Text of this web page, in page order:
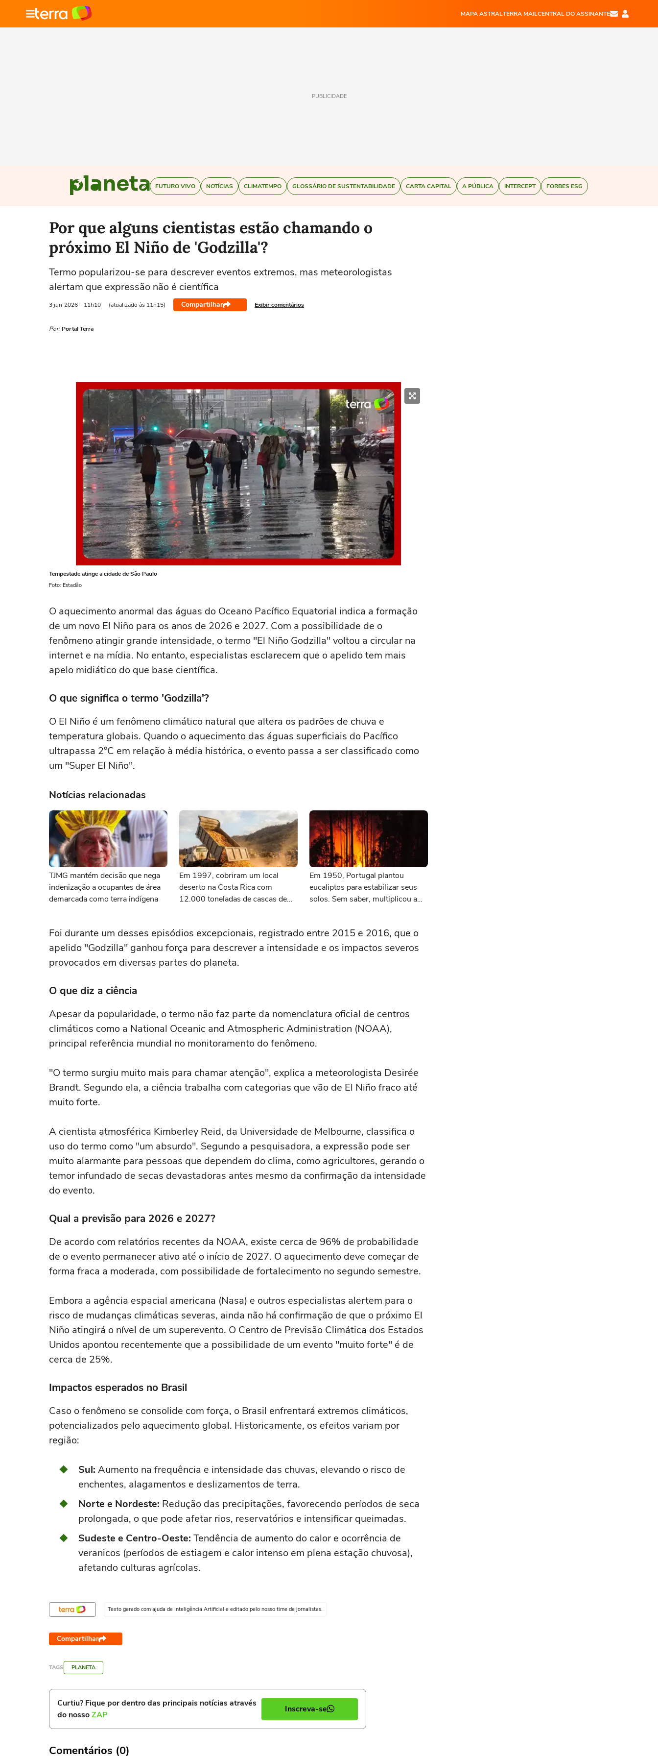
MAPA ASTRALTERRA MAILCENTRAL DO ASSINANTE
PUBLICIDADE
FUTURO VIVO NOTÍCIAS CLIMATEMPO GLOSSÁRIO DE SUSTENTABILIDADE CARTA CAPITAL A PÚBLICA INTERCEPT FORBES ESG
Por que alguns cientistas estão chamando o
próximo El Niño de 'Godzilla'?
Termo popularizou-se para descrever eventos extremos, mas meteorologistas
alertam que expressão não é científica
3 jun 2026 - 11h10 (atualizado às 11h15) Compartilhar Exibir comentários
Por: Portal Terra
Tempestade atinge a cidade de São Paulo
Foto: Estadão
O aquecimento anormal das águas do Oceano Pacífico Equatorial indica a formação
de um novo El Niño para os anos de 2026 e 2027. Com a possibilidade de o
fenômeno atingir grande intensidade, o termo "El Niño Godzilla" voltou a circular na
internet e na mídia. No entanto, especialistas esclarecem que o apelido tem mais
apelo midiático do que base científica.
O que significa o termo 'Godzilla'?
O El Niño é um fenômeno climático natural que altera os padrões de chuva e
temperatura globais. Quando o aquecimento das águas superficiais do Pacífico
ultrapassa 2°C em relação à média histórica, o evento passa a ser classificado como
um "Super El Niño".
Notícias relacionadas
TJMG mantém decisão que nega
indenização a ocupantes de área
demarcada como terra indígena
Em 1997, cobriram um local
deserto na Costa Rica com
12.000 toneladas de cascas de
Em 1950, Portugal plantou
eucaliptos para estabilizar seus
solos. Sem saber, multiplicou a
Foi durante um desses episódios excepcionais, registrado entre 2015 e 2016, que o
apelido "Godzilla" ganhou força para descrever a intensidade e os impactos severos
provocados em diversas partes do planeta.
O que diz a ciência
Apesar da popularidade, o termo não faz parte da nomenclatura oficial de centros
climáticos como a National Oceanic and Atmospheric Administration (NOAA),
principal referência mundial no monitoramento do fenômeno.
"O termo surgiu muito mais para chamar atenção", explica a meteorologista Desirée
Brandt. Segundo ela, a ciência trabalha com categorias que vão de El Niño fraco até
muito forte.
A cientista atmosférica Kimberley Reid, da Universidade de Melbourne, classifica o
uso do termo como "um absurdo". Segundo a pesquisadora, a expressão pode ser
muito alarmante para pessoas que dependem do clima, como agricultores, gerando o
temor infundado de secas devastadoras antes mesmo da confirmação da intensidade
do evento.
Qual a previsão para 2026 e 2027?
De acordo com relatórios recentes da NOAA, existe cerca de 96% de probabilidade
de o evento permanecer ativo até o início de 2027. O aquecimento deve começar de
forma fraca a moderada, com possibilidade de fortalecimento no segundo semestre.
Embora a agência espacial americana (Nasa) e outros especialistas alertem para o
risco de mudanças climáticas severas, ainda não há confirmação de que o próximo El
Niño atingirá o nível de um superevento. O Centro de Previsão Climática dos Estados
Unidos apontou recentemente que a possibilidade de um evento "muito forte" é de
cerca de 25%.
Impactos esperados no Brasil
Caso o fenômeno se consolide com força, o Brasil enfrentará extremos climáticos,
potencializados pelo aquecimento global. Historicamente, os efeitos variam por
região:
Sul: Aumento na frequência e intensidade das chuvas, elevando o risco de
enchentes, alagamentos e deslizamentos de terra.
Norte e Nordeste: Redução das precipitações, favorecendo períodos de seca
prolongada, o que pode afetar rios, reservatórios e intensificar queimadas.
Sudeste e Centro-Oeste: Tendência de aumento do calor e ocorrência de
veranicos (períodos de estiagem e calor intenso em plena estação chuvosa),
afetando culturas agrícolas.
Texto gerado com ajuda de Inteligência Artificial e editado pelo nosso time de jornalistas.
Compartilhar
TAGS PLANETA
Curtiu? Fique por dentro das principais notícias através
do nossoZAP
Inscreva-se
Comentários (0)